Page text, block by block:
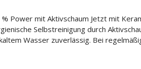
% Power mit Aktivschaum Jetzt mit
Selbstreinigung durch
Wasser zuverlässig. Bei
Je nach Dosierung ausreichend für bis zu 58